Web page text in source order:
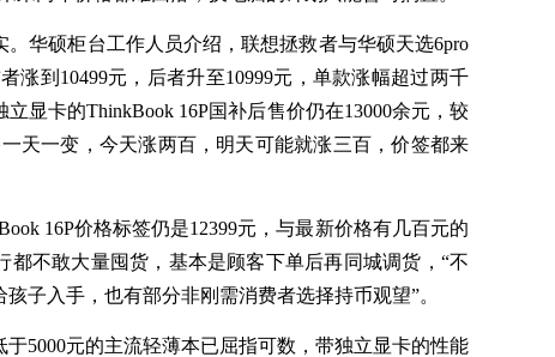
华硕柜台工作人员介绍，联想拯救者与华硕天选6pro
涨到10499元，后者升至10999元，单款涨幅超过两千
显卡的ThinkBook 16P国补后售价仍在13000余元，较
天一变，今天涨两百，明天可能就涨三百，价签都来
16P价格标签仍是12399元，与最新价格有几百元的
都不敢大量囤货，基本是顾客下单后再同城调货，“不
子入手，也有部分非刚需消费者选择持币观望”。
5000元的主流轻薄本已屈指可数，带独立显卡的性能